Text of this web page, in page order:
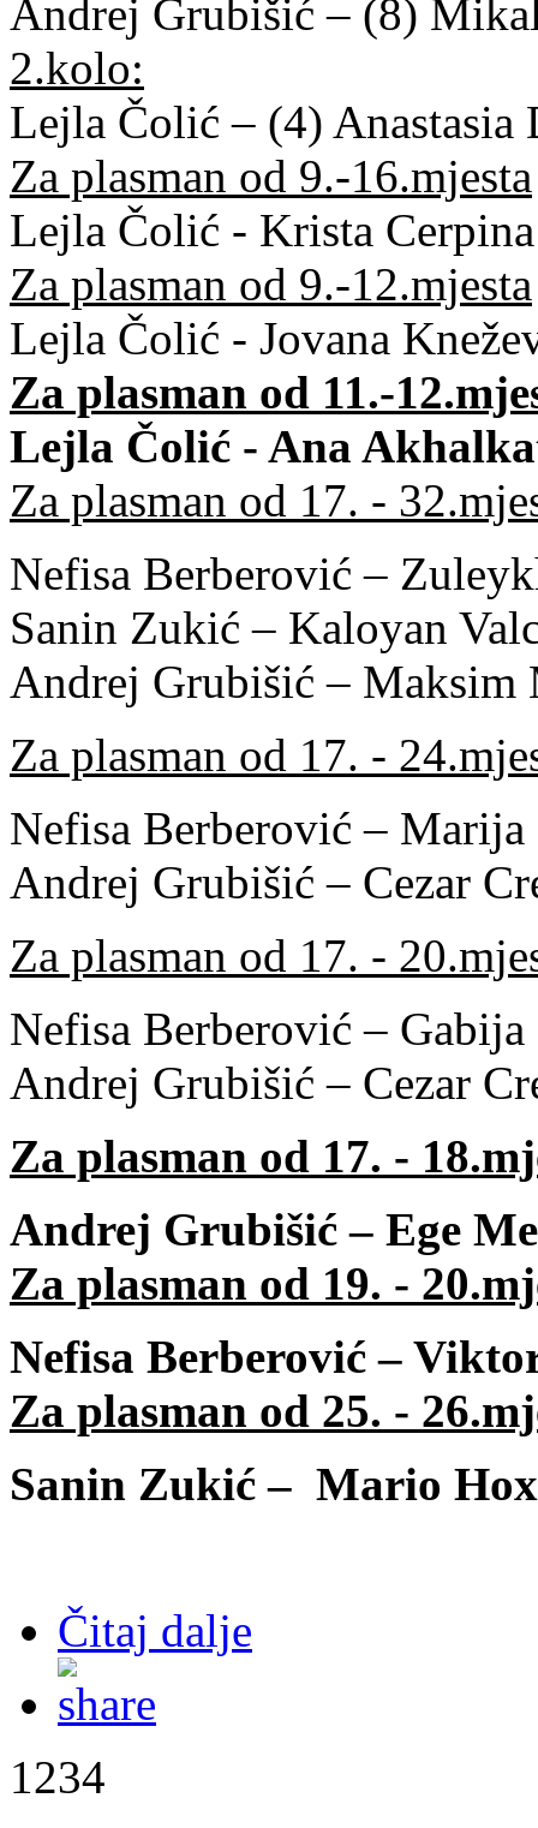
Andrej Grubišić – (8)
2.kolo:
Lejla Čolić – (4)
Za plasman od 9.-16.mjesta
Lejla Čolić - Krista
Za plasman od 9.-12.mjesta
Lejla Čolić - Jovana
Za plasman od 11.-
Lejla Čolić - Ana
Za plasman od 17. -
Nefisa Berberović –
Sanin Zukić – Kaloyan
Andrej Grubišić –
Za plasman od 17. -
Nefisa Berberović –
Andrej Grubišić – Cezar
Za plasman od 17. -
Nefisa Berberović –
Andrej Grubišić – Cezar
Za plasman od 17. -
Andrej Grubišić – Ege
Za plasman od 19. -
Nefisa Berberović –
Za plasman od 25. -
Sanin Zukić – Mario
Čitaj dalje
1234